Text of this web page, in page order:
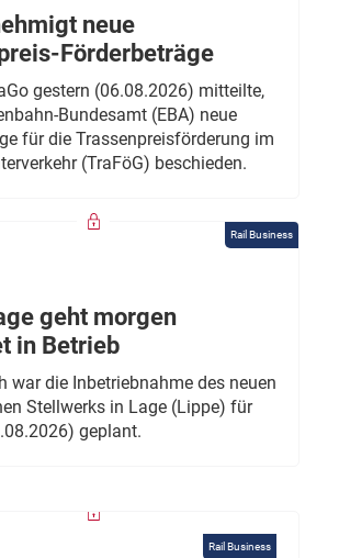
neue
Förderbeträge
gestern (06.08.2026) mitteilte,
Bundesamt (EBA) neue
für die Trassenpreisförderung im
(TraFöG) beschieden.
Rail Business
geht morgen
in Betrieb
war die Inbetriebnahme des neuen
Stellwerks in Lage (Lippe) für
geplant.
Rail Business